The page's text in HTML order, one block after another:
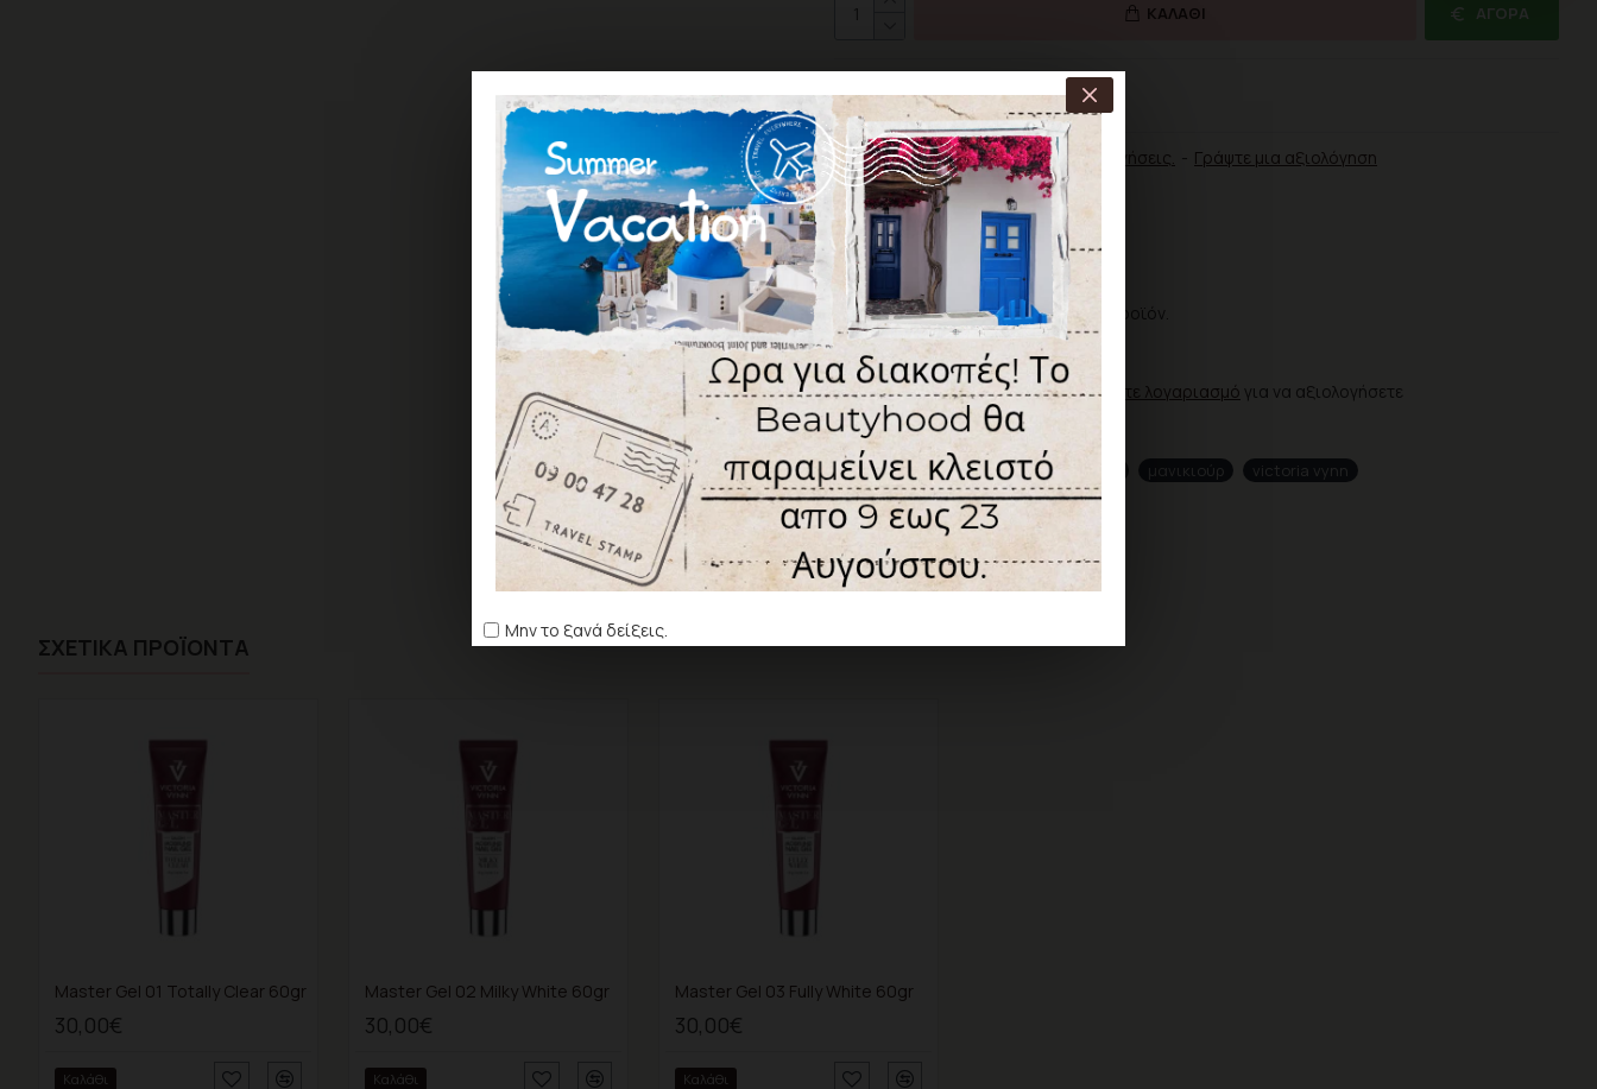
Μην το ξανά δείξεις.
Σύμφωνα με 0 αξιολογήσεις. - Γράψτε μια αξιολόγηση
ΚΑΛΆΘΙ ΑΓΟΡΆ
ΕΠΙΘΥΜΗΤΌ ΣΎΓΚΡΙΣΗ
ΑΞΙΟΛΌΓΗΣΗ
Δεν υπάρχουν αξιολογήσεις για το προϊόν.
ΓΡΆΨΤΕ ΜΙΑ ΑΞΙΟΛΌΓΗΣΗ
Παρακαλώσυνδεθείτεήδημιουργήστε λογαριασμό για να αξιολογήσετε
Ετικέτες: acrygel τεχνητά νύχια μανικιούρ victoria vynn
ΣΧΕΤΙΚΆ ΠΡΟΪΌΝΤΑ
Master Gel 01 Totally Clear 60gr
30,00€
Καλάθι
Master Gel 02 Milky White 60gr
30,00€
Καλάθι
Master Gel 03 Fully White 60gr
30,00€
Καλάθι